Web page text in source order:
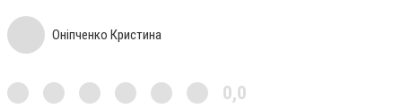
Оніпченко Кристина
0,0